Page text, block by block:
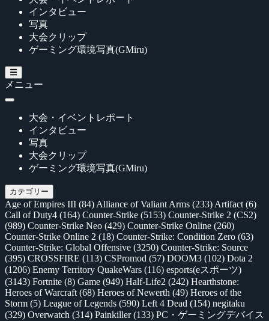
インタビュー
写真
大会クリップ
ゲーミング環境写真(GMiru)
メニュー
大会・イベントレポート
インタビュー
写真
大会クリップ
ゲーミング環境写真(GMiru)
カテゴリー
Age of Empires III (84) Alliance of Valiant Arms (233) Artifact (6)
Call of Duty4 (164) Counter-Strike (5153) Counter-Strike 2 (CS2)
(989) Counter-Strike Neo (429) Counter-Strike Online (260)
Counter-Strike Online 2 (18) Counter-Strike: Condition Zero (63)
Counter-Strike: Global Offensive (3250) Counter-Strike: Source
(395) CROSSFIRE (113) CSPromod (57) DOOM3 (102) Dota 2
(1206) Enemy Territory QuakeWars (116) esports(eスポーツ)
(3143) Fortnite (8) Game (949) Half-Life2 (242) Hearthstone:
Heroes of Warcraft (68) Heroes of Newerth (49) Heroes of the
Storm (5) League of Legends (590) Left 4 Dead (154) negitaku
(329) Overwatch (314) Painkiller(133) PC・ゲーミングデバイス